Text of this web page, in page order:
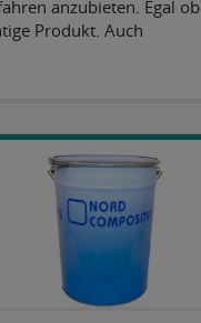
anzubieten. Egal ob
Produkt. Auch